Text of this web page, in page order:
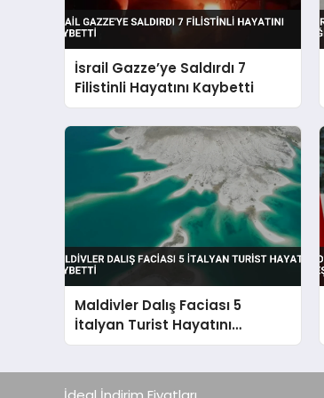
İsrail Gazze’ye Saldırdı 7
Filistinli Hayatını Kaybetti
Maldivler Dalış Faciası 5
İtalyan Turist Hayatını
Kaybetti